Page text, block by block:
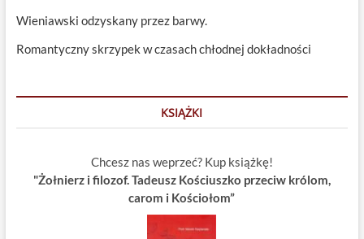
Wieniawski odzyskany przez barwy.
Romantyczny skrzypek w czasach chłodnej dokładności
KSIĄŻKI
Chcesz nas weprzeć? Kup książkę!
"Żołnierz i filozof. Tadeusz Kościuszko przeciw królom,
carom i Kościołom”